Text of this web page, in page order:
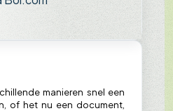
manieren snel een
of het nu een document,